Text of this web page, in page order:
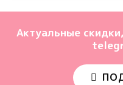
Актуальные